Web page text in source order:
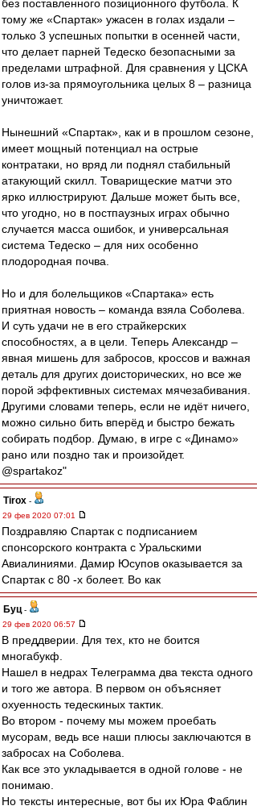
без поставленного позиционного футбола. К
тому же «Спартак» ужасен в голах издали –
только 3 успешных попытки в осенней части,
что делает парней Тедеско безопасными за
пределами штрафной. Для сравнения у ЦСКА
голов из-за прямоугольника целых 8 – разница
уничтожает.
Нынешний «Спартак», как и в прошлом сезоне,
имеет мощный потенциал на острые
контратаки, но вряд ли поднял стабильный
атакующий скилл. Товарищеские матчи это
ярко иллюстрируют. Дальше может быть все,
что угодно, но в постпаузных играх обычно
случается масса ошибок, и универсальная
система Тедеско – для них особенно
плодородная почва.
Но и для болельщиков «Спартака» есть
приятная новость – команда взяла Соболева.
И суть удачи не в его страйкерских
способностях, а в цели. Теперь Александр –
явная мишень для забросов, кроссов и важная
деталь для других доисторических, но все же
порой эффективных системах мячезабивания.
Другими словами теперь, если не идёт ничего,
можно сильно бить вперёд и быстро бежать
собирать подбор. Думаю, в игре с «Динамо»
рано или поздно так и произойдет.
@spartakoz"
Tirox -
29 фев 2020 07:01
Поздравляю Спартак с подписанием
спонсорского контракта с Уральскими
Авиалиниями. Дамир Юсупов оказывается за
Спартак с 80 -х болеет. Во как
Буц -
29 фев 2020 06:57
В преддверии. Для тех, кто не боится
многабукф.
Нашел в недрах Телеграмма два текста одного
и того же автора. В первом он объясняет
охуенность тедескиных тактик.
Во втором - почему мы можем проебать
мусорам, ведь все наши плюсы заключаются в
забросах на Соболева.
Как все это укладывается в одной голове - не
понимаю.
Но тексты интересные, вот бы их Юра Фаблин